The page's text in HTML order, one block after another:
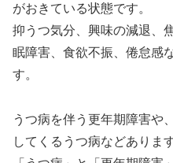
がおきている状態です。
抑うつ気分、興味の減退、
眠障害、食欲不振、倦怠感
す。
うつ病を伴う更年期障害や
してくるうつ病などあります